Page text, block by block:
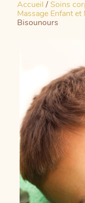
Accueil / Soins
Massage Enfant et
Bisounours